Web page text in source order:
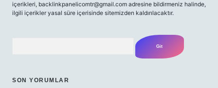
içerikleri, backlinkpanelicomtr@gmail.com adresine bildirmeniz halinde,
ilgili içerikler yasal süre içerisinde sitemizden kaldırılacaktır.
SON YORUMLAR